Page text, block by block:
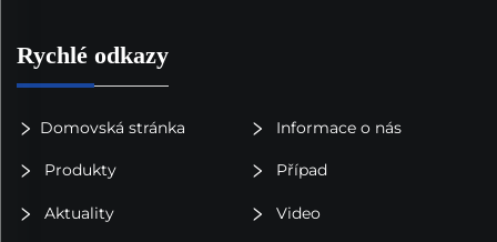
Rychlé odkazy
Domovská stránka Informace o nás
Produkty Případ
Aktuality Video